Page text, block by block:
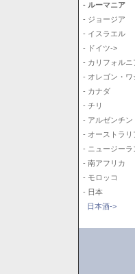
- ルーマニア
- ジョージア
- イスラエル
- ドイツ->
- カリフォルニ
- オレゴン・ワ
- カナダ
- チリ
- アルゼンチン
- オーストラリ
- ニュージーラ
- 南アフリカ
- モロッコ
- 日本
日本酒->